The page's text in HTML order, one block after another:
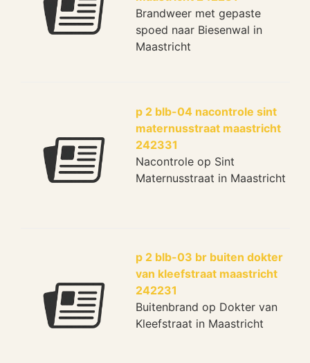
Brandweer met gepaste
spoed naar Biesenwal in
Maastricht
p 2 blb-04 nacontrole sint
maternusstraat maastricht
242331
Nacontrole op Sint
Maternusstraat in Maastricht
p 2 blb-03 br buiten dokter
van kleefstraat maastricht
242231
Buitenbrand op Dokter van
Kleefstraat in Maastricht